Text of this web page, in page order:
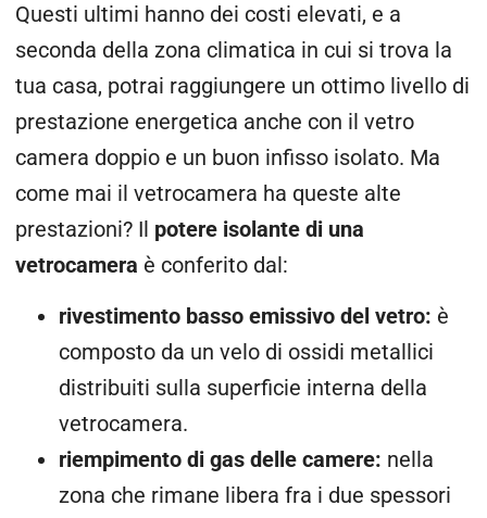
Questi ultimi hanno dei costi elevati, e a
seconda della zona climatica in cui si trova la
tua casa, potrai raggiungere un ottimo livello di
prestazione energetica anche con il vetro
camera doppio e un buon infisso isolato. Ma
come mai il vetrocamera ha queste alte
prestazioni? Il potere isolante di una
vetrocamera è conferito dal:
rivestimento basso emissivo del vetro: è
composto da un velo di ossidi metallici
distribuiti sulla superficie interna della
vetrocamera.
riempimento di gas delle camere: nella
zona che rimane libera fra i due spessori